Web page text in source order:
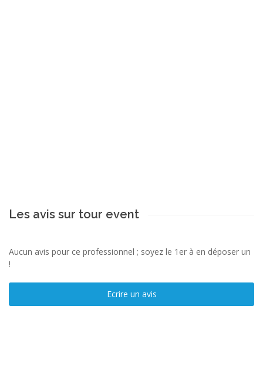
Les avis sur tour event
Aucun avis pour ce professionnel ; soyez le 1er à en déposer un
!
Ecrire un avis